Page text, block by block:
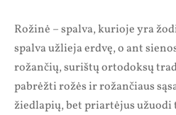
Rožinė – spalva, kurioje yra
spalva užlieja erdvę, o ant
rožančių, surištų ortodoksų
pabrėžti rožės ir rožančiaus
žiedlapių, bet priartėjus